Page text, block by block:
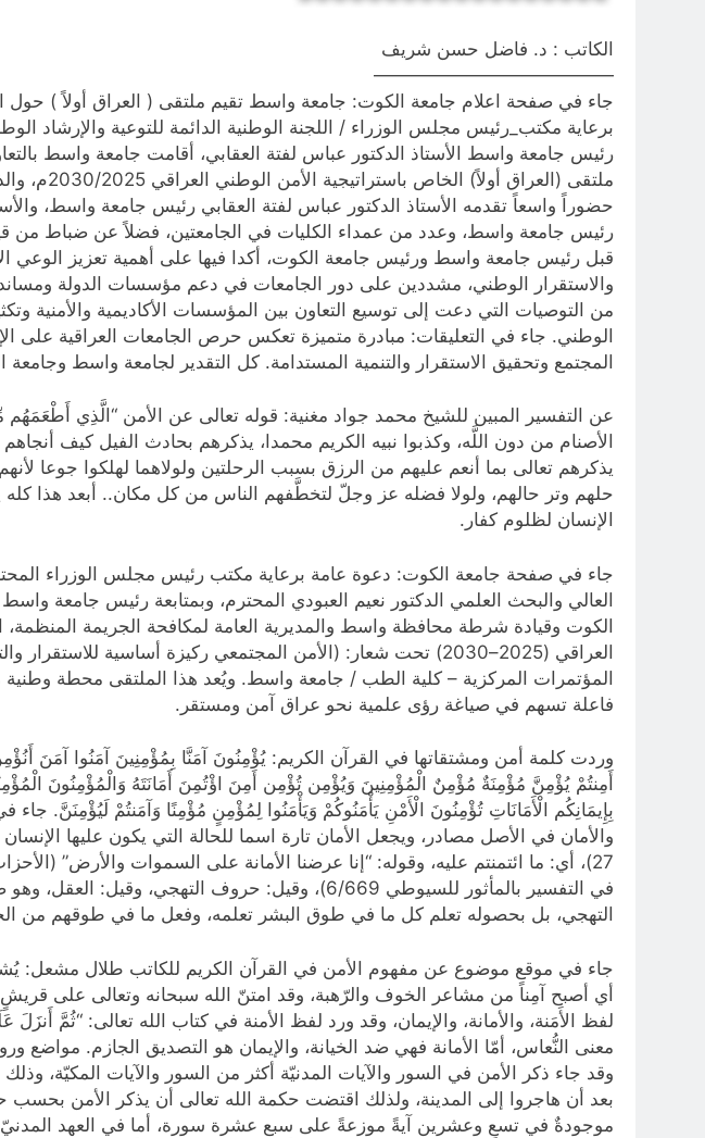
الكاتب : د. فاضل حسن شريف
—————————————
برعاية مكتب_رئيس مجلس الوزراء / اللجنة الوطنية الدائمة للتوعية والإرشاد
رئيس جامعة واسط الأستاذ الدكتور عباس لفتة العقابي، أقامت جامعة واسط
ملتقى
حضوراً واسعاً تقدمه الأستاذ الدكتور عباس لفتة العقابي رئيس جامعة واسط،
رئيس جامعة واسط، وعدد من عمداء الكليات في الجامعتين، فضلاً عن ضباط
قبل رئيس جامعة واسط ورئيس جامعة الكوت، أكدا فيها على أهمية تعزيز الوعي
والاستقرار الوطني، مشددين على دور الجامعات في دعم مؤسسات الدولة ومساندة
من التوصيات التي دعت إلى توسيع التعاون بين المؤسسات الأكاديمية والأمنية
الوطني. جاء في التعليقات: مبادرة متميزة تعكس حرص الجامعات العراقية على
المجتمع وتحقيق الاستقرار والتنمية المستدامة. كل التقدير لجامعة واسط
الأصنام من دون اللَّه، وكذبوا نبيه الكريم محمدا، يذكرهم بحادث الفيل كيف
يذكرهم تعالى بما أنعم عليهم من الرزق بسبب الرحلتين ولولاهما لهلكوا جوعا
حلهم وتر حالهم، ولولا فضله عز وجلّ لتخطَّفهم الناس من كل مكان.. أبعد هذا كله
الإنسان لظلوم كفار.
جاء في صفحة جامعة الكوت: دعوة عامة برعاية مكتب رئيس مجلس الوزراء المحترم
العالي والبحث العلمي الدكتور نعيم العبودي المحترم، وبمتابعة رئيس جامعة
الكوت وقيادة شرطة محافظة واسط والمديرية العامة لمكافحة الجريمة
المؤتمرات المركزية – كلية الطب / جامعة واسط. ويُعد هذا الملتقى محطة
فاعلة تسهم في صياغة رؤى علمية نحو عراق آمن ومستقر.
وردت كلمة أمن ومشتقاتها في القرآن الكريم: يُؤْمِنُونَ آمَنَّا بِمُؤْمِنِينَ آمَنُوا آمَنَ أَنُؤْمِنُ
أَمِنتُمْ يُؤْمِنَّ مُؤْمِنَةٌ مُؤْمِنٌ الْمُؤْمِنِينَ وَيُؤْمِن تُؤْمِن أَمِنَ اؤْتُمِنَ أَمَانَتَهُ وَالْمُؤْمِنُونَ
بِإِيمَانِكُم الْأَمَانَاتِ تُؤْمِنُونَ الْأَمْنِ يَأْمَنُوكُمْ وَيَأْمَنُوا لِمُؤْمِنٍ مُؤْمِنًا وَآمَنتُمْ لَيُؤْمِنَنَّ.
والأمان في الأصل مصادر، ويجعل الأمان تارة اسما للحالة التي يكون عليها
في التفسير بالمأثور للسيوطي 6/669)، وقيل: حروف
التهجي، بل بحصوله تعلم كل ما في طوق البشر تعلمه، وفعل ما في طوقهم من
جاء في موقع موضوع عن مفهوم الأمن في القرآن الكريم للكاتب طلال مشعل:
معنى النُّعاس، أمّا الأمانة فهي ضد الخيانة، والإيمان هو التصديق الجازم.
وقد جاء ذكر الأمن في السور والآيات المدنيّة أكثر من السور والآيات المكيّة،
بعد أن هاجروا إلى المدينة، ولذلك اقتضت حكمة الله تعالى أن يذكر الأمن
موجودةٌ في تسعٍ وعشرين آيةً موزعةً على سبع عشرة سورة، أما في العهد